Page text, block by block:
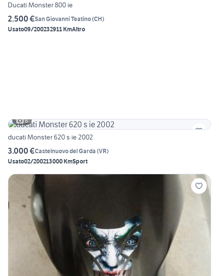
Ducati Monster 800 ie
2.500 €San Giovanni Teatino(CH)
Usato09/200232911 KmAltro
6
ducati Monster 620 s ie 2002
3.000 €Castelnuovo del Garda (VR)
Usato02/200213000 KmSport